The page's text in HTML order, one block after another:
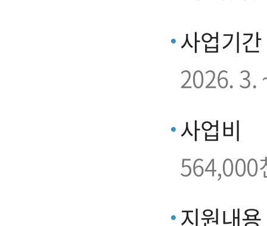
사업기간
2026. 3.
사업비
564,000
지원내용